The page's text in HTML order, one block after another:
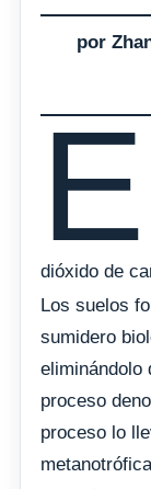
por
E
dióxido de
Los suelos
sumidero
eliminándolo
proceso
proceso lo